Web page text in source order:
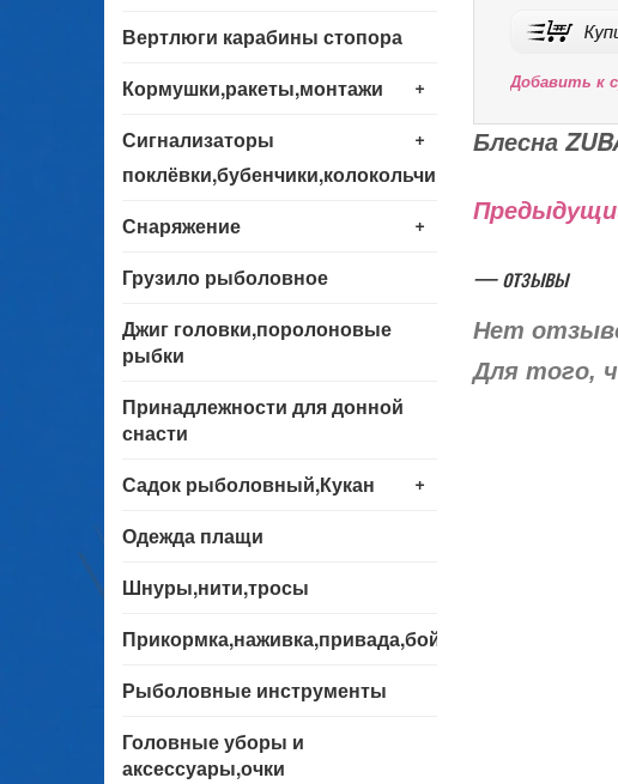
Вертлюги карабины стопора
+
Кормушки,ракеты,монтажи
+
Сигнализаторы
поклёвки,бубенчики,колокольчики
+
Снаряжение
Грузило рыболовное
Джиг головки,поролоновые
рыбки
Принадлежности для донной
снасти
+
Садок рыболовный,Кукан
Одежда плащи
Шнуры,нити,тросы
Прикормка,наживка,привада,бойла
Рыболовные инструменты
Головные уборы и
аксессуары,очки
Добавить к
Блесна
— отзывы
Нет
Для того,